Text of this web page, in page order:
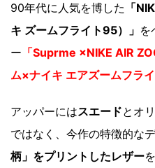
90年代に人気を博した 「
キ ズームフライト95）」 を
ー 「Suprme ×NIKE AIR
ム×ナイキ エアズームフラ
アッパーにはスエードとオ
ではなく、今作の特徴的な
柄」をプリントしたレザー